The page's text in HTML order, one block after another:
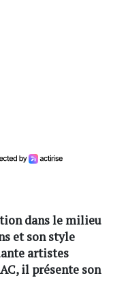
dans le milieu
et son style
artistes
il présente son